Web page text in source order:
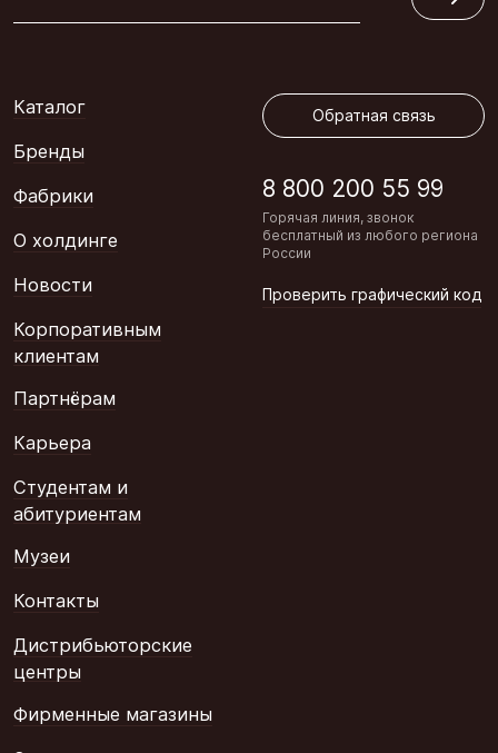
Каталог
Бренды
Фабрики
О холдинге
Новости
Корпоративным
клиентам
Партнёрам
Карьера
Студентам и
абитуриентам
Музеи
Контакты
Дистрибьюторские
центры
Фирменные магазины
Обратная связь
8 800 200 55 99
Горячая линия, звонок
бесплатный из любого региона
России
Проверить графический код